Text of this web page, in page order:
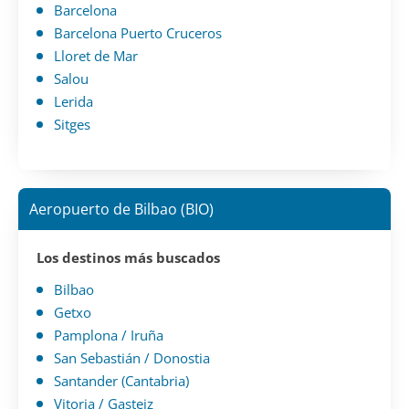
Barcelona
Barcelona Puerto Cruceros
Lloret de Mar
Salou
Lerida
Sitges
Aeropuerto de Bilbao (BIO)
Los destinos más buscados
Bilbao
Getxo
Pamplona / Iruña
San Sebastián / Donostia
Santander (Cantabria)
Vitoria / Gasteiz